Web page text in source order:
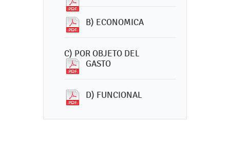
B) ECONOMICA
C) POR OBJETO DEL
GASTO
D) FUNCIONAL